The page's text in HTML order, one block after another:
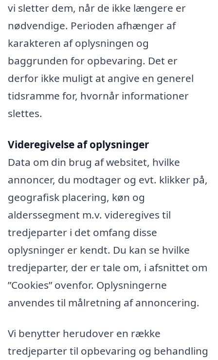
vi sletter dem, når de ikke længere er
nødvendige. Perioden afhænger af
karakteren af oplysningen og
baggrunden for opbevaring. Det er
derfor ikke muligt at angive en generel
tidsramme for, hvornår informationer
slettes.
Videregivelse af oplysninger
Data om din brug af websitet, hvilke
annoncer, du modtager og evt. klikker på,
geografisk placering, køn og
alderssegment m.v. videregives til
tredjeparter i det omfang disse
oplysninger er kendt. Du kan se hvilke
tredjeparter, der er tale om, i afsnittet om
”Cookies” ovenfor. Oplysningerne
anvendes til målretning af annoncering.
Vi benytter herudover en række
tredjeparter til opbevaring og behandling